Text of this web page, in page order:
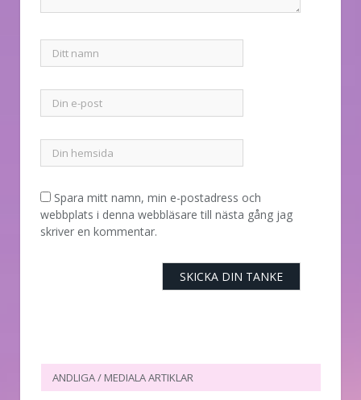
Spara mitt namn, min e-postadress och
webbplats i denna webbläsare till nästa gång jag
skriver en kommentar.
ANDLIGA / MEDIALA ARTIKLAR